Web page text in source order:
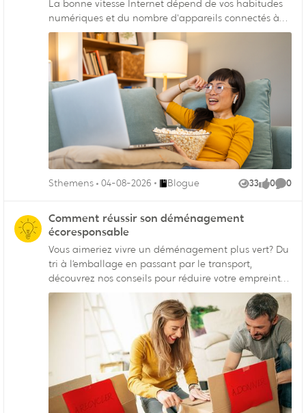
La bonne vitesse Internet dépend de vos habitudes
numériques et du nombre d'appareils connectés à
votre réseau Wi-Fi.
Sthemens 04-08-2026 Endroit Blogue
Blogue 33
Vues 0
like 0
Comment réussir son déménagement
écoresponsable
Vous aimeriez vivre un déménagement plus vert? Du
tri à l’emballage en passant par le transport,
découvrez nos conseils pour réduire votre empreinte
écologique avant, pendant et après le jour J.